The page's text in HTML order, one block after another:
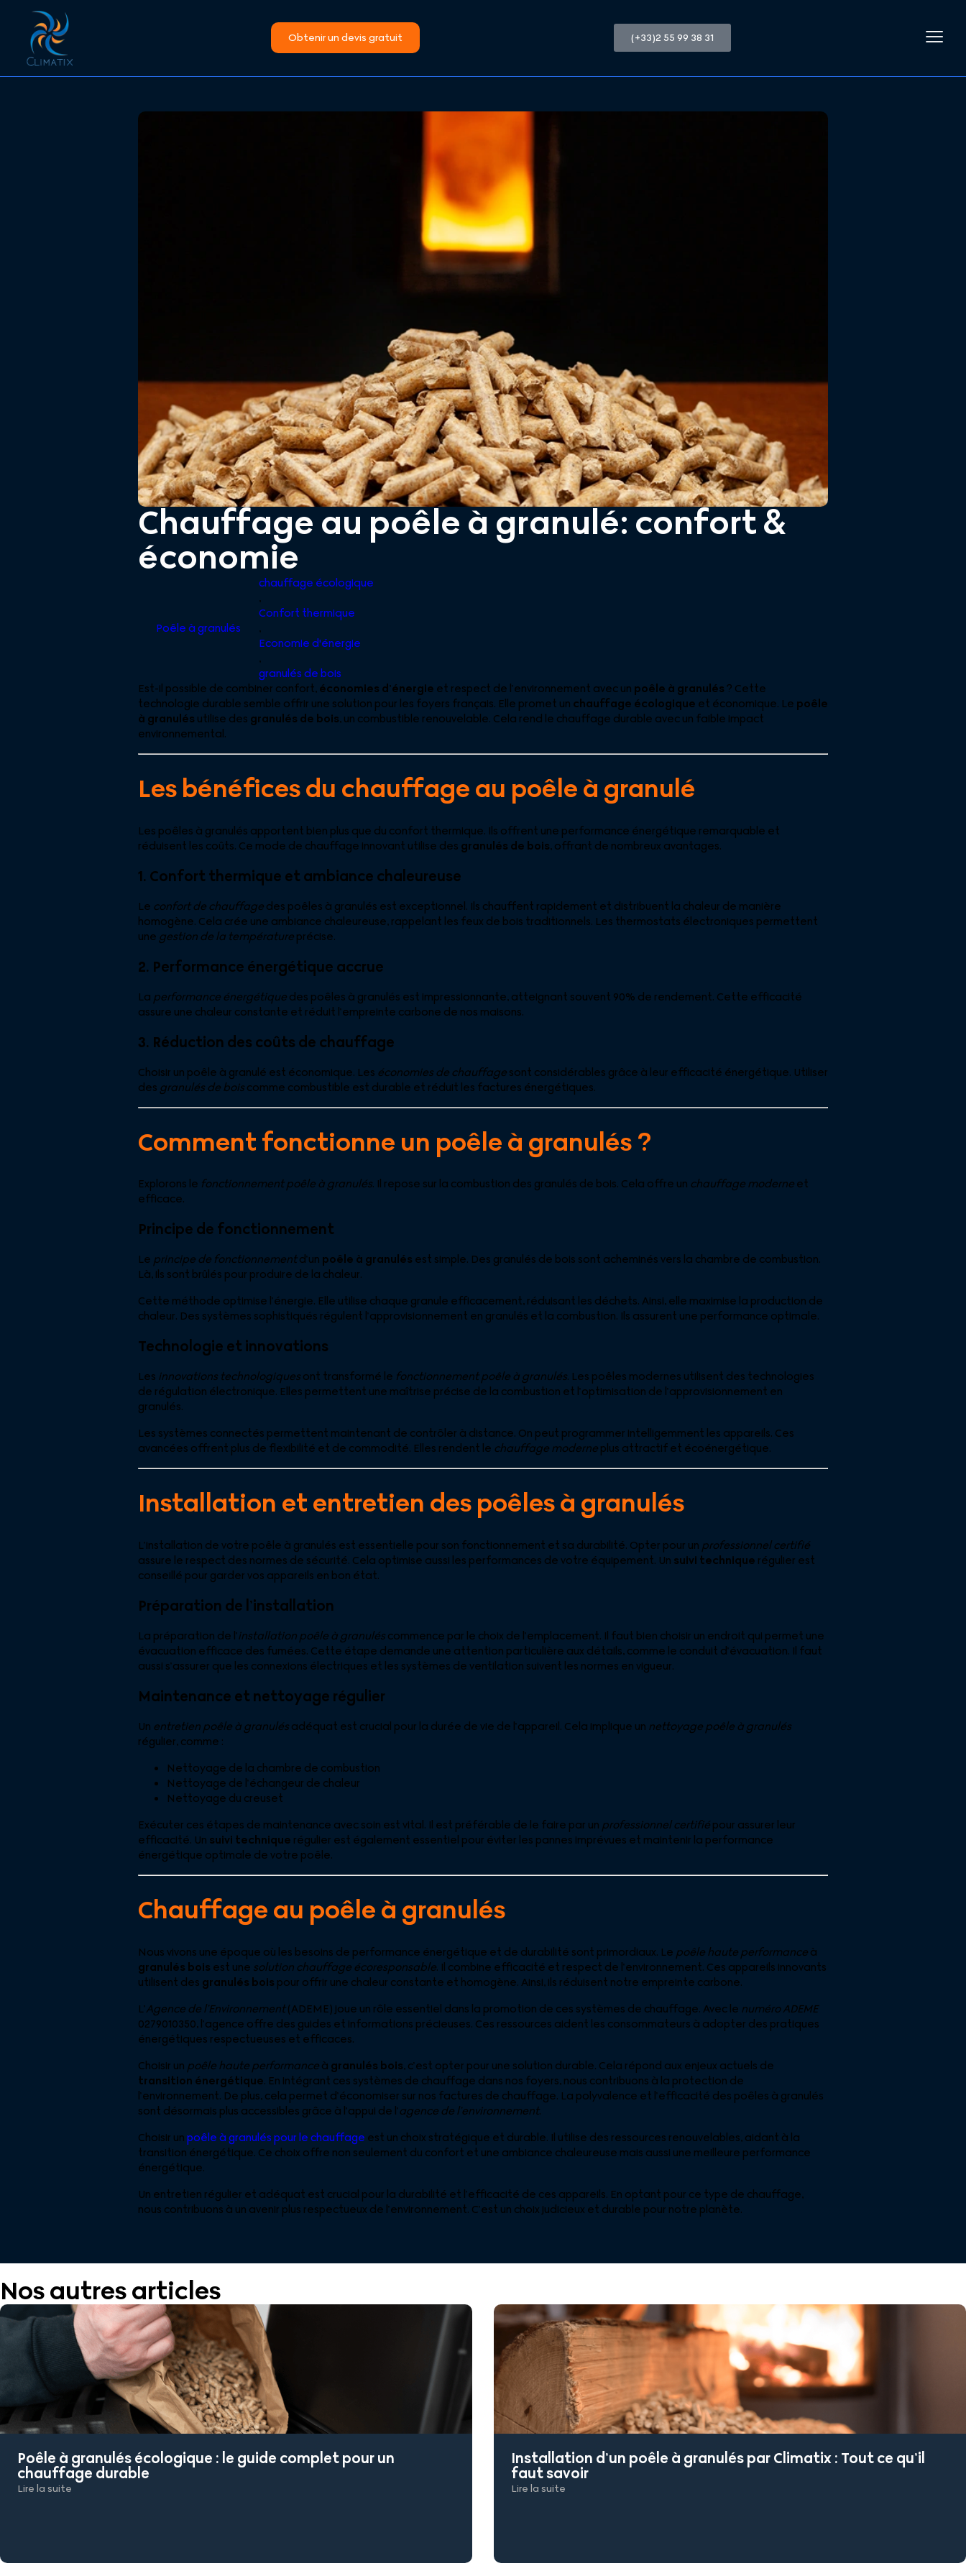
Obtenir un devis gratuit (+33)2 55 99 38 31
Chauffage au poêle à granulé: confort &
économie
Poêle à granulés
chauffage écologique
,
Confort thermique
,
Economie d'énergie
,
granulés de bois
Est-il possible de combiner confort,économies d’énergie et respect de l’environnement avec un poêle à granulés? Cette
technologie durable semble offrir une solution pour les foyers français. Elle promet un chauffage écologique et économique. Le poêle
à granulés utilise des granulés de bois, un combustible renouvelable. Cela rend le chauffage durable avec un faible impact
environnemental.
Les bénéfices du chauffage au poêle à granulé
Les poêles à granulés apportent bien plus que du confort thermique. Ils offrent une performance énergétique remarquable et
réduisent les coûts. Ce mode de chauffage innovant utilise des granulés de bois, offrant de nombreux avantages.
1. Confort thermique et ambiance chaleureuse
Le confort de chauffagedes poêles à granulés est exceptionnel. Ils chauffent rapidement et distribuent la chaleur de manière
homogène. Cela crée une ambiance chaleureuse, rappelant les feux de bois traditionnels. Les thermostats électroniques permettent
une gestion de la températureprécise.
2. Performance énergétique accrue
La performance énergétiquedes poêles à granulés est impressionnante, atteignant souvent 90% de rendement. Cette efficacité
assure une chaleur constante et réduit l’empreinte carbone de nos maisons.
3. Réduction des coûts de chauffage
Choisir un poêle à granulé est économique. Les économies de chauffagesont considérables grâce à leur efficacité énergétique. Utiliser
des granulés de boiscomme combustible est durable et réduit les factures énergétiques.
Comment fonctionne un poêle à granulés ?
Explorons le fonctionnement poêle à granulés. Il repose sur la combustion des granulés de bois. Cela offre un chauffage moderneet
efficace.
Principe de fonctionnement
Le principe de fonctionnementd’un poêle à granulés est simple. Des granulés de bois sont acheminés vers la chambre de combustion.
Là, ils sont brûlés pour produire de la chaleur.
Cette méthode optimise l’énergie. Elle utilise chaque granule efficacement, réduisant les déchets. Ainsi, elle maximise la production de
chaleur. Des systèmes sophistiqués régulent l’approvisionnement en granulés et la combustion. Ils assurent une performance optimale.
Technologie et innovations
Les innovations technologiquesont transformé le fonctionnement poêle à granulés. Les poêles modernes utilisent des technologies
de régulation électronique. Elles permettent une maîtrise précise de la combustion et l’optimisation de l’approvisionnement en
granulés.
Les systèmes connectés permettent maintenant de contrôler à distance. On peut programmer intelligemment les appareils. Ces
avancées offrent plus de flexibilité et de commodité. Elles rendent le chauffage moderneplus attractif et écoénergétique.
Installation et entretien des poêles à granulés
L’installation de votre poêle à granulés est essentielle pour son fonctionnement et sa durabilité. Opter pour un professionnel certifié
assure le respect des normes de sécurité. Cela optimise aussi les performances de votre équipement. Un suivi technique régulier est
conseillé pour garder vos appareils en bon état.
Préparation de l’installation
La préparation de l’installation poêle à granuléscommence par le choix de l’emplacement. Il faut bien choisir un endroit qui permet une
évacuation efficace des fumées. Cette étape demande une attention particulière aux détails, comme le conduit d’évacuation. Il faut
aussi s’assurer que les connexions électriques et les systèmes de ventilation suivent les normes en vigueur.
Maintenance et nettoyage régulier
Un entretien poêle à granulésadéquat est crucial pour la durée de vie de l’appareil. Cela implique un nettoyage poêle à granulés
régulier, comme :
Nettoyage de la chambre de combustion
Nettoyage de l’échangeur de chaleur
Nettoyage du creuset
Exécuter ces étapes de maintenance avec soin est vital. Il est préférable de le faire par un professionnel certifiépour assurer leur
efficacité. Un suivi technique régulier est également essentiel pour éviter les pannes imprévues et maintenir la performance
énergétique optimale de votre poêle.
Chauffage au poêle à granulés
Nous vivons une époque où les besoins de performance énergétique et de durabilité sont primordiaux. Le poêle haute performanceà
granulés bois est une solution chauffage écoresponsable. Il combine efficacité et respect de l’environnement. Ces appareils innovants
utilisent des granulés bois pour offrir une chaleur constante et homogène. Ainsi, ils réduisent notre empreinte carbone.
L’Agence de l’Environnement(ADEME) joue un rôle essentiel dans la promotion de ces systèmes de chauffage. Avec le numéro ADEME
0279010350, l’agence offre des guides et informations précieuses. Ces ressources aident les consommateurs à adopter des pratiques
énergétiques respectueuses et efficaces.
Choisir un poêle haute performanceà granulés bois, c’est opter pour une solution durable. Cela répond aux enjeux actuels de
transition énergétique. En intégrant ces systèmes de chauffage dans nos foyers, nous contribuons à la protection de
l’environnement. De plus, cela permet d’économiser sur nos factures de chauffage. La polyvalence et l’efficacité des poêles à granulés
sont désormais plus accessibles grâce à l’appui de l’agence de l’environnement.
Choisir unpoêle à granulés pour le chauffage est un choix stratégique et durable. Il utilise des ressources renouvelables, aidant à la
transition énergétique. Ce choix offre non seulement du confort et une ambiance chaleureuse mais aussi une meilleure performance
énergétique.
Un entretien régulier et adéquat est crucial pour la durabilité et l’efficacité de ces appareils. En optant pour ce type de chauffage,
nous contribuons à un avenir plus respectueux de l’environnement. C’est un choix judicieux et durable pour notre planète.
Nos autres articles
Poêle à granulés écologique : le guide complet pour un
chauffage durable
Lire la suite
Installation d’un poêle à granulés par Climatix : Tout ce qu’il
faut savoir
Lire la suite